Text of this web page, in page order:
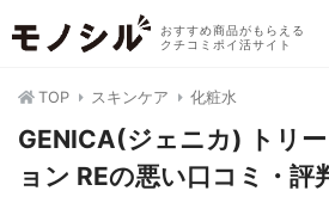
おすすめ商品がもらえる
クチコミポイ活サイト
TOP スキンケア 化粧水
GENICA(ジェニカ) トリ
ョン REの悪い口コミ・評